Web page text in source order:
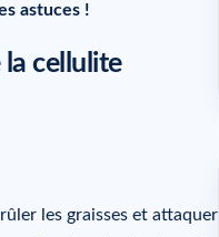
astuces !
la cellulite
les graisses et attaquer